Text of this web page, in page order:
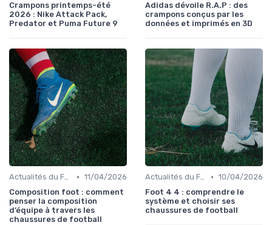
Crampons printemps-été
2026 : Nike Attack Pack,
Predator et Puma Future 9
Adidas dévoile R.A.P : des
crampons conçus par les
données et imprimés en 3D
Actualités du Football et Nouveautés • 11/04/2026
Composition foot : comment
penser la composition
d’équipe à travers les
chaussures de football
Actualités du Football et Nouveautés • 10/04/2026
Foot 4 4 : comprendre le
système et choisir ses
chaussures de football